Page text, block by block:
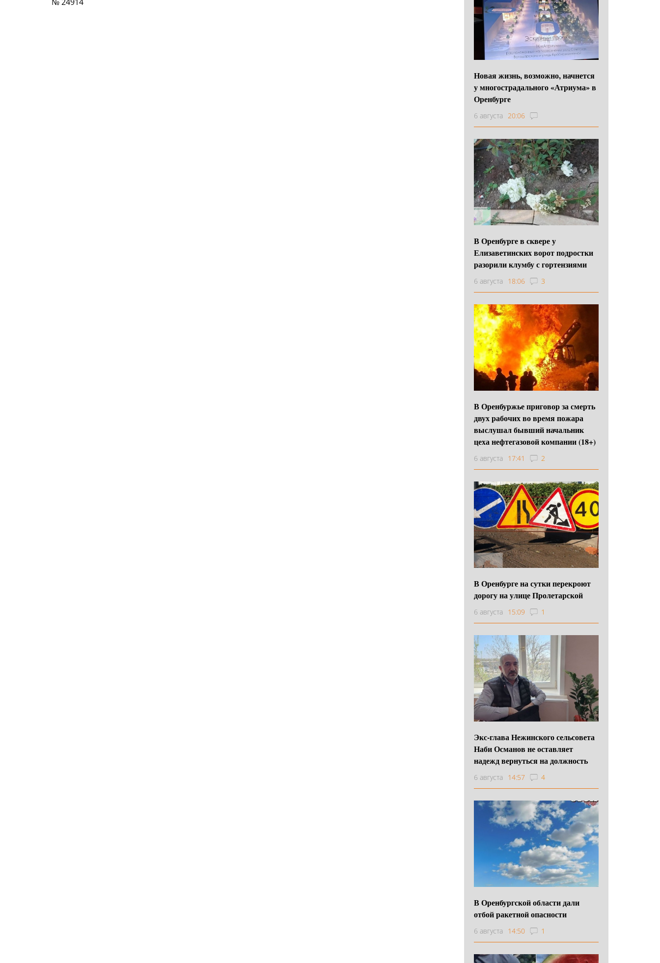
Новая жизнь, возможно, начнется
у многострадального «Атриума» в
Оренбурге
6 августа 20:06
В Оренбурге в сквере у
Елизаветинских ворот подростки
разорили клумбу с гортензиями
6 августа 18:06 3
В Оренбуржье приговор за смерть
двух рабочих во время пожара
выслушал бывший начальник
цеха нефтегазовой компании (18+)
6 августа 17:41 2
В Оренбурге на сутки перекроют
дорогу на улице Пролетарской
6 августа 15:09 1
Экс-глава Нежинского сельсовета
Наби Османов не оставляет
надежд вернуться на должность
6 августа 14:57 4
В Оренбургской области дали
отбой ракетной опасности
6 августа 14:50 1